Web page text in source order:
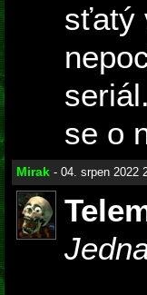
sťatý
se o
Mirak - 04. srpen 2022